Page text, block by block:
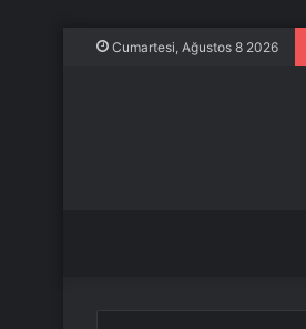
Cumartesi, Ağustos 8 2026